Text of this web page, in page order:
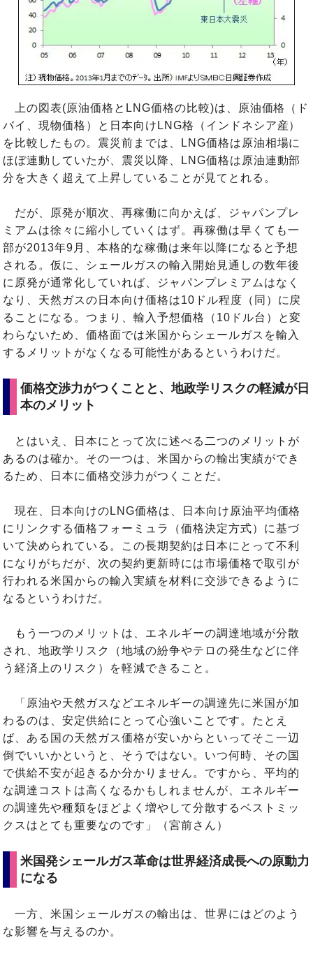
上の図表(原油価格とLNG価格の比較)は、原油価格（ド
バイ、現物価格）と日本向けLNG格（インドネシア産）
を比較したもの。震災前までは、LNG価格は原油相場に
ほぼ連動していたが、震災以降、LNG価格は原油連動部
分を大きく超えて上昇していることが見てとれる。
だが、原発が順次、再稼働に向かえば、ジャパンプレ
ミアムは徐々に縮小していくはず。再稼働は早くても一
部が2013年9月、本格的な稼働は来年以降になると予想
される。仮に、シェールガスの輸入開始見通しの数年後
に原発が通常化していれば、ジャパンプレミアムはなく
なり、天然ガスの日本向け価格は10ドル程度（同）に戻
ることになる。つまり、輸入予想価格（10ドル台）と変
わらないため、価格面では米国からシェールガスを輸入
するメリットがなくなる可能性があるというわけだ。
価格交渉力がつくことと、地政学リスクの軽減が日
本のメリット
とはいえ、日本にとって次に述べる二つのメリットが
あるのは確か。その一つは、米国からの輸出実績ができ
るため、日本に価格交渉力がつくことだ。
現在、日本向けのLNG価格は、日本向け原油平均価格
にリンクする価格フォーミュラ（価格決定方式）に基づ
いて決められている。この長期契約は日本にとって不利
になりがちだが、次の契約更新時には市場価格で取引が
行われる米国からの輸入実績を材料に交渉できるように
なるというわけだ。
もう一つのメリットは、エネルギーの調達地域が分散
され、地政学リスク（地域の紛争やテロの発生などに伴
う経済上のリスク）を軽減できること。
「原油や天然ガスなどエネルギーの調達先に米国が加
わるのは、安定供給にとって心強いことです。たとえ
ば、ある国の天然ガス価格が安いからといってそこ一辺
倒でいいかというと、そうではない。いつ何時、その国
で供給不安が起きるか分かりません。ですから、平均的
な調達コストは高くなるかもしれませんが、エネルギー
の調達先や種類をほどよく増やして分散するベストミッ
クスはとても重要なのです」（宮前さん）
米国発シェールガス革命は世界経済成長への原動力
になる
一方、米国シェールガスの輸出は、世界にはどのよう
な影響を与えるのか。